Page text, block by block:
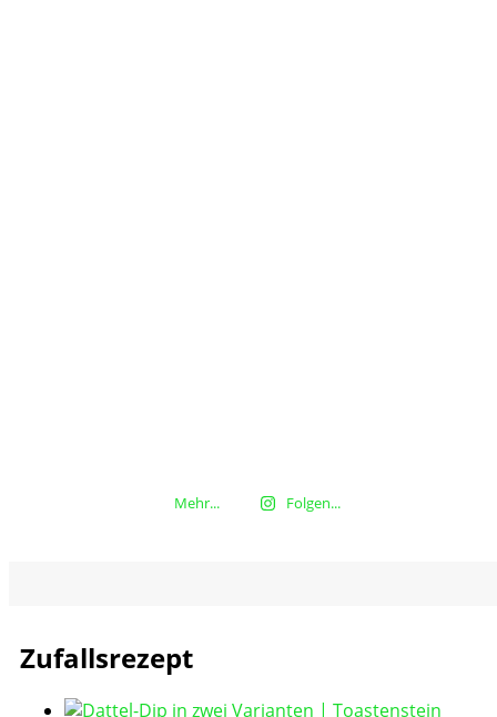
Mehr... Folgen...
Zufallsrezept